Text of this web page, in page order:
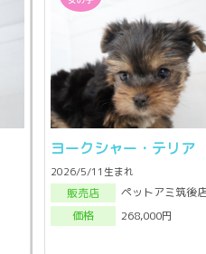
ヨークシャー・テリア
2026/5/11生まれ
販売店
ペットアミ筑後店
価格
268,000円